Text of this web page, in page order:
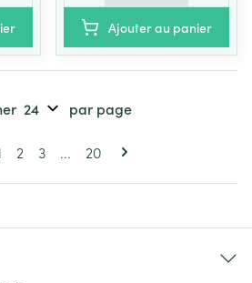
Ajouter au panier
Pages
lisez actuellement la page
Page
2 Page
3 ... Page
20
par page